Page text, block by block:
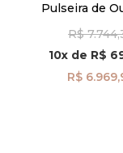
Pulseira de
18cm
R$
10x de R$
R$